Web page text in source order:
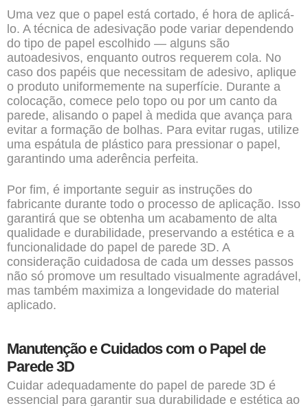
Uma vez que o papel está cortado, é hora de aplicá-
lo. A técnica de adesivação pode variar dependendo
do tipo de papel escolhido — alguns são
autoadesivos, enquanto outros requerem cola. No
caso dos papéis que necessitam de adesivo, aplique
o produto uniformemente na superfície. Durante a
colocação, comece pelo topo ou por um canto da
parede, alisando o papel à medida que avança para
evitar a formação de bolhas. Para evitar rugas, utilize
uma espátula de plástico para pressionar o papel,
garantindo uma aderência perfeita.
Por fim, é importante seguir as instruções do
fabricante durante todo o processo de aplicação. Isso
garantirá que se obtenha um acabamento de alta
qualidade e durabilidade, preservando a estética e a
funcionalidade do papel de parede 3D. A
consideração cuidadosa de cada um desses passos
não só promove um resultado visualmente agradável,
mas também maximiza a longevidade do material
aplicado.
Manutenção e Cuidados com o Papel de
Parede 3D
Cuidar adequadamente do papel de parede 3D é
essencial para garantir sua durabilidade e estética ao